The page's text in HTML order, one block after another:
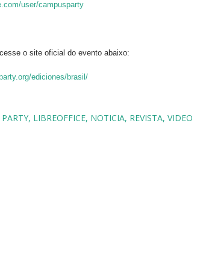
user/campusparty
o site oficial do evento abaixo:
ediciones/brasil/
LIBREOFFICE NOTICIA REVISTA VIDEO